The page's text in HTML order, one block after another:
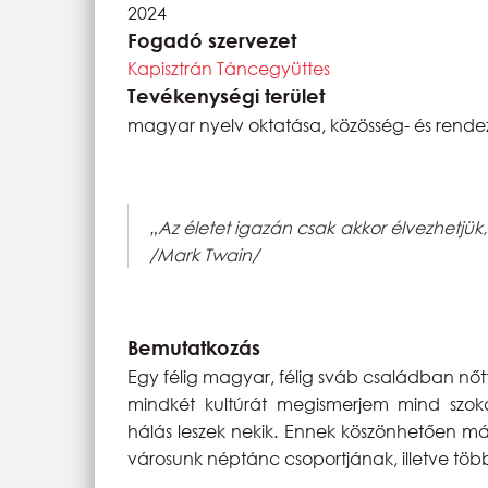
2024
Fogadó szervezet
Kapisztrán Táncegyüttes
Tevékenységi terület
magyar nyelv oktatása, közösség- és
„Az életet igazán csak akkor
/Mark Twain/
Bemutatkozás
Egy félig magyar, félig sváb családban
mindkét kultúrát megismerjem mind
hálás leszek nekik. Ennek köszönhetően
városunk néptánc csoportjának, illetve